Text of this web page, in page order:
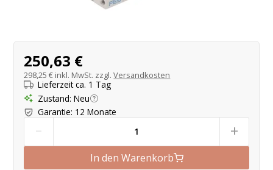
Produktangebot
250,63 €
298,25 € inkl. MwSt. zzgl.Versandkosten
Lieferzeit ca. 1 Tag
Zustand: Neu
Garantie: 12 Monate
- +
In den Warenkorb